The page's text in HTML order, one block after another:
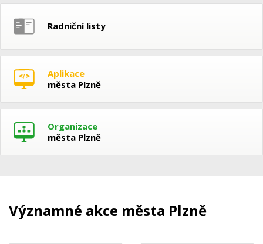
Radniční listy
Aplikace
města Plzně
Organizace
města Plzně
Významné akce města Plzně